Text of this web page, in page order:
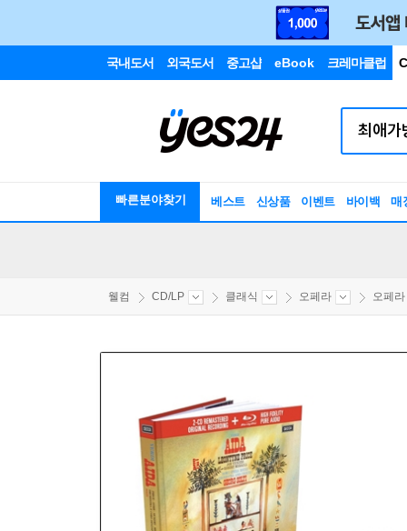
국내도서 외국도서 중고샵 eBook 크레마클럽
빠른분야찾기 베스트 신상품 이벤트 바이백 매
웰컴 CD/LP 클래식 오페라 오페